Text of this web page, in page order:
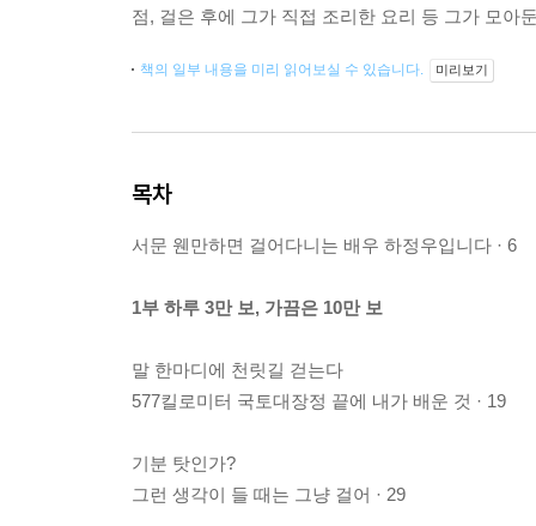
점, 걸은 후에 그가 직접 조리한 요리 등 그가 모아
책의 일부 내용을 미리 읽어보실 수 있습니다. 미리보기
목차
서문 웬만하면 걸어다니는 배우 하정우입니다 · 6
1부 하루 3만 보, 가끔은 10만 보
말 한마디에 천릿길 걷는다
577킬로미터 국토대장정 끝에 내가 배운 것 · 19
기분 탓인가?
그런 생각이 들 때는 그냥 걸어 · 29